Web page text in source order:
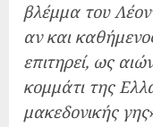
βλέμμα του
αν και
επιτηρεί, ως
κομμάτι της
μακεδονικής γης